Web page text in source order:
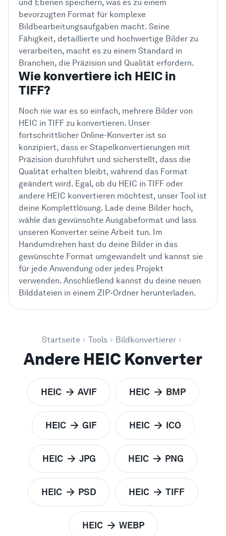
und Ebenen speichern, was es zu einem
bevorzugten Format für komplexe
Bildbearbeitungsaufgaben macht. Seine
Fähigkeit, detaillierte und hochwertige Bilder zu
verarbeiten, macht es zu einem Standard in
Branchen, die Präzision und Qualität erfordern.
Wie konvertiere ich HEIC in
TIFF?
Noch nie war es so einfach, mehrere Bilder von
HEIC in TIFF zu konvertieren. Unser
fortschrittlicher Online-Konverter ist so
konzipiert, dass er Stapelkonvertierungen mit
Präzision durchführt und sicherstellt, dass die
Qualität erhalten bleibt, während das Format
geändert wird. Egal, ob du HEIC in TIFF oder
andere HEIC konvertieren möchtest, unser Tool ist
deine Komplettlösung. Lade deine Bilder hoch,
wähle das gewünschte Ausgabeformat und lass
unseren Konverter seine Arbeit tun. Im
Handumdrehen hast du deine Bilder in das
gewünschte Format umgewandelt und kannst sie
für jede Anwendung oder jedes Projekt
verwenden. Anschließend kannst du deine neuen
Bilddateien in einem ZIP-Ordner herunterladen.
Startseite Tools Bildkonvertierer
Andere HEIC Konverter
HEIC zuAVIF HEIC zu BMP
HEIC zu GIF HEIC zu ICO
HEIC zu JPG HEIC zu PNG
HEIC zu PSD HEIC zu TIFF
HEIC zuWEBP